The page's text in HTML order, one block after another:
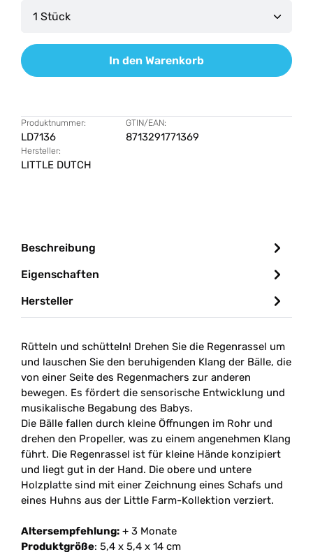
Produkt Anzahl: Gib den gewünschten Wert
In den Warenkorb
Produktnummer:
LD7136
GTIN/EAN:
8713291771369
Hersteller:
LITTLE DUTCH
Beschreibung
Eigenschaften
Hersteller
Rütteln und schütteln! Drehen Sie die Regenrassel um
und lauschen Sie den beruhigenden Klang der Bälle, die
von einer Seite des Regenmachers zur anderen
bewegen. Es fördert die sensorische Entwicklung und
musikalische Begabung des Babys.
Die Bälle fallen durch kleine Öffnungen im Rohr und
drehen den Propeller, was zu einem angenehmen Klang
führt. Die Regenrassel ist für kleine Hände konzipiert
und liegt gut in der Hand. Die obere und untere
Holzplatte sind mit einer Zeichnung eines Schafs und
eines Huhns aus der Little Farm-Kollektion verziert.
Altersempfehlung: + 3 Monate
Produktgröße: 5,4 x 5,4 x 14 cm